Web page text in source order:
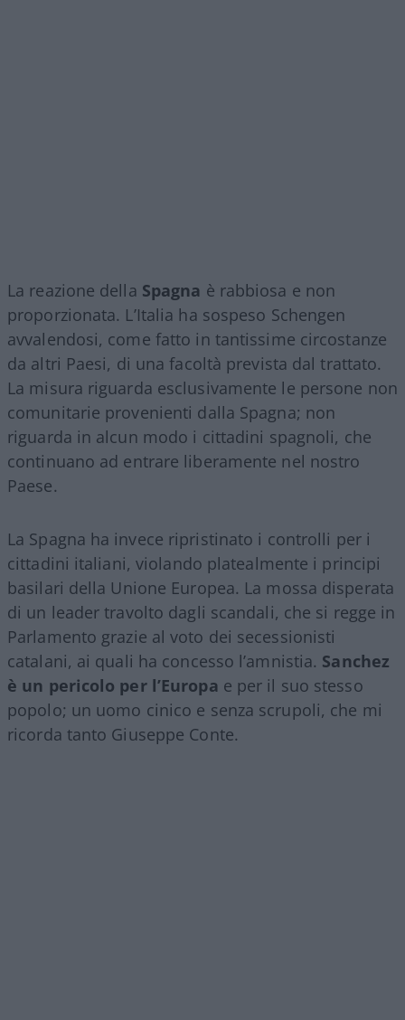
La reazione della Spagna è rabbiosa e non
proporzionata. L’Italia ha sospeso Schengen
avvalendosi, come fatto in tantissime circostanze
da altri Paesi, di una facoltà prevista dal trattato.
La misura riguarda esclusivamente le persone non
comunitarie provenienti dalla Spagna; non
riguarda in alcun modo i cittadini spagnoli, che
continuano ad entrare liberamente nel nostro
Paese.
La Spagna ha invece ripristinato i controlli per i
cittadini italiani, violando platealmente i principi
basilari della Unione Europea. La mossa disperata
di un leader travolto dagli scandali, che si regge in
Parlamento grazie al voto dei secessionisti
catalani, ai quali ha concesso l’amnistia. Sanchez
è un pericolo per l’Europa e per il suo stesso
popolo; un uomo cinico e senza scrupoli, che mi
ricorda tanto Giuseppe Conte.